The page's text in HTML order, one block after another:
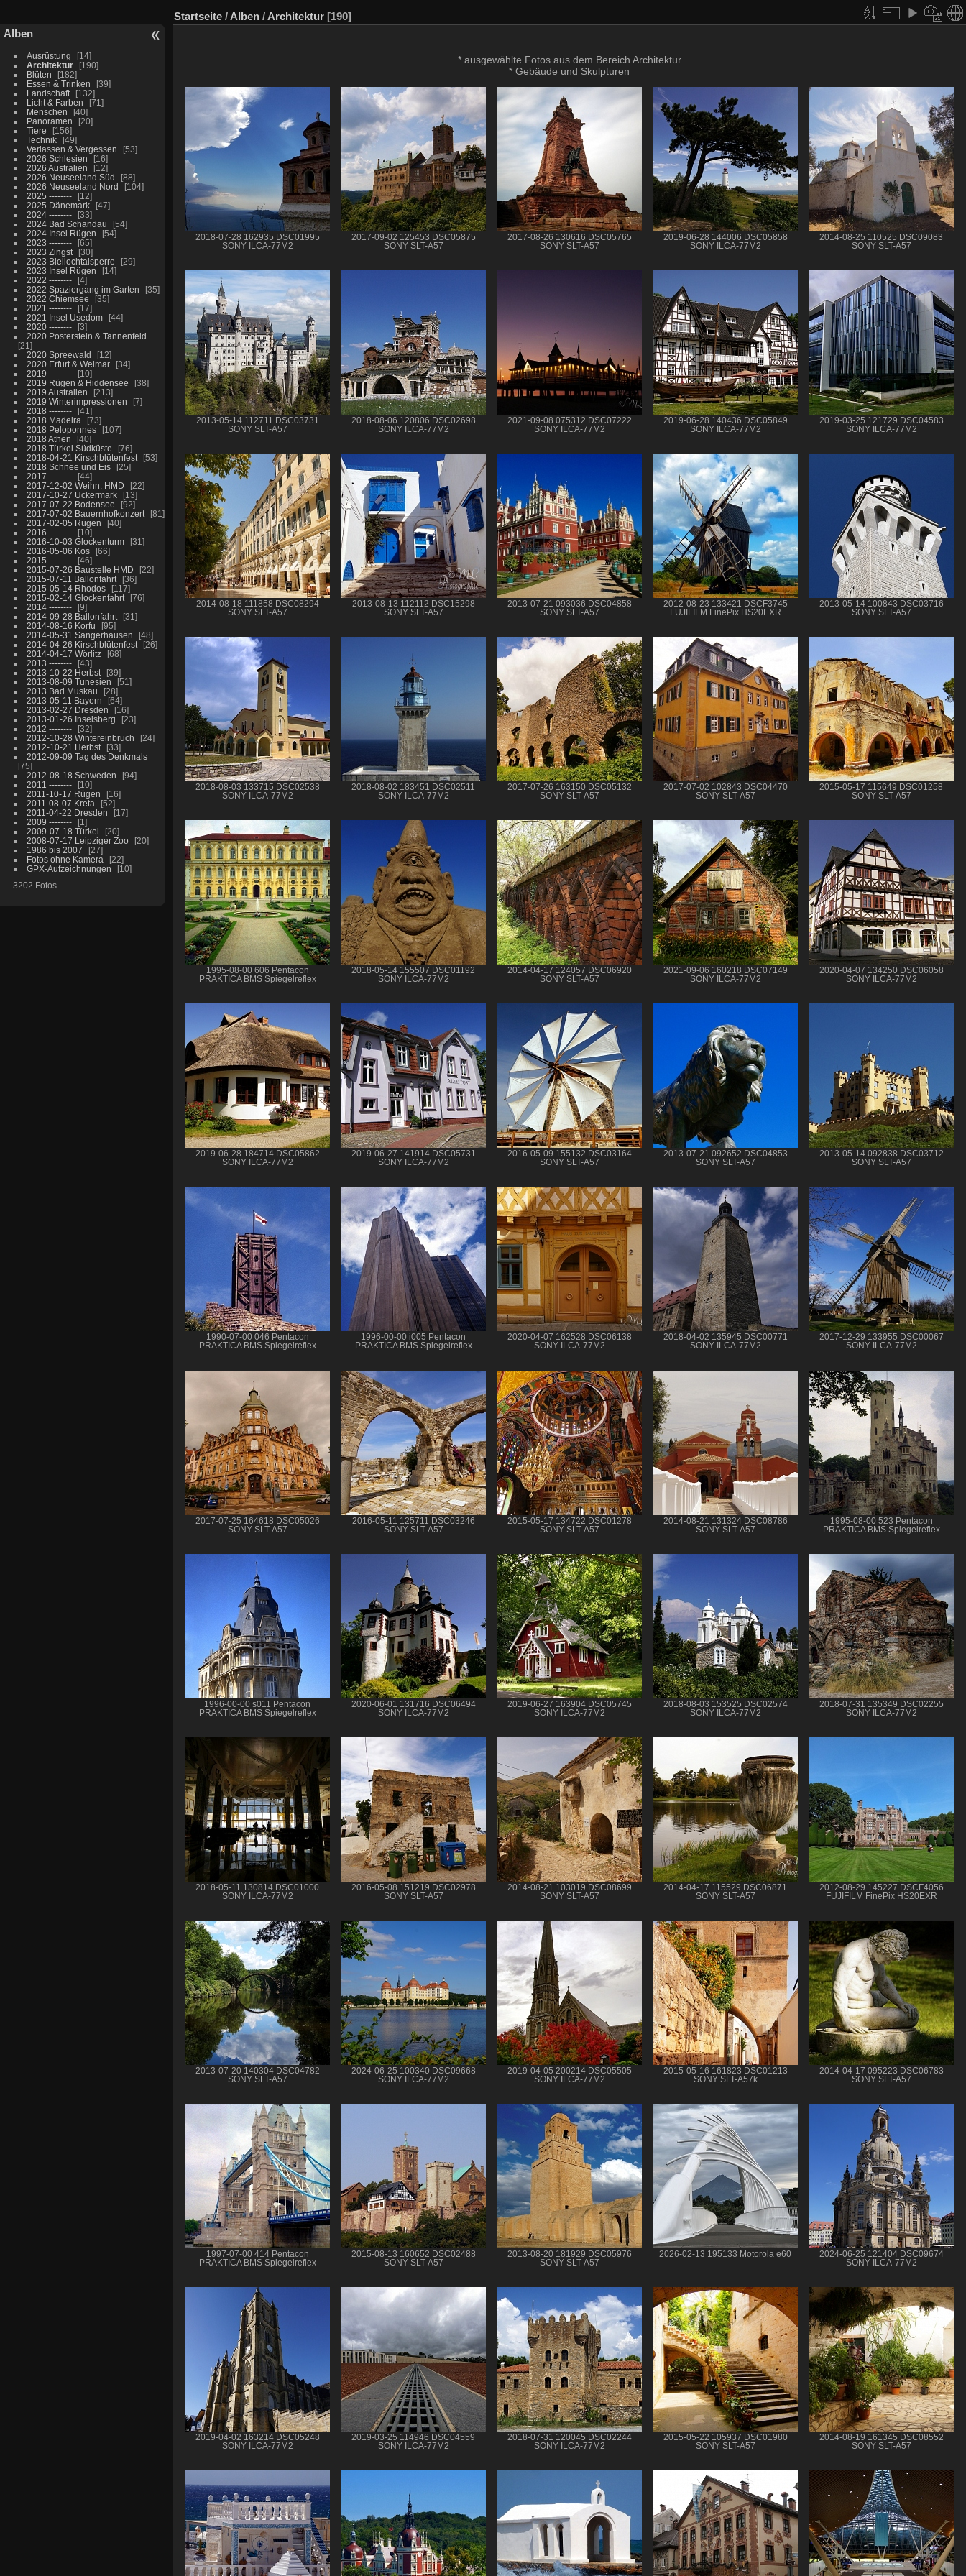
Alben
Ausrüstung
14
Architektur
190
Blüten
182
Essen & Trinken
39
Landschaft
132
Licht & Farben
71
Menschen
40
Panoramen
20
Tiere
156
Technik
49
Verlassen & Vergessen
53
2026 Schlesien
16
2026 Australien
12
2026 Neuseeland Süd
88
2026 Neuseeland Nord
104
2025 --------
12
2025 Dänemark
47
2024 --------
33
2024 Bad Schandau
54
2024 Insel Rügen
54
2023 --------
65
2023 Zingst
30
2023 Bleilochtalsperre
29
2023 Insel Rügen
14
2022 --------
4
2022 Spaziergang im Garten
35
2022 Chiemsee
35
2021 --------
17
2021 Insel Usedom
44
2020 --------
3
2020 Posterstein & Tannenfeld
21
2020 Spreewald
12
2020 Erfurt & Weimar
34
2019 --------
10
2019 Rügen & Hiddensee
38
2019 Australien
213
2019 Winterimpressionen
7
2018 --------
41
2018 Madeira
73
2018 Peloponnes
107
2018 Athen
40
2018 Türkei Südküste
76
2018-04-21 Kirschblütenfest
53
2018 Schnee und Eis
25
2017 --------
44
2017-12-02 Weihn. HMD
22
2017-10-27 Uckermark
13
2017-07-22 Bodensee
92
2017-07-02 Bauernhofkonzert
81
2017-02-05 Rügen
40
2016 --------
10
2016-10-03 Glockenturm
31
2016-05-06 Kos
66
2015 --------
46
2015-07-26 Baustelle HMD
22
2015-07-11 Ballonfahrt
36
2015-05-14 Rhodos
117
2015-02-14 Glockenfahrt
76
2014 --------
9
2014-09-28 Ballonfahrt
31
2014-08-16 Korfu
95
2014-05-31 Sangerhausen
48
2014-04-26 Kirschblütenfest
26
2014-04-17 Wörlitz
68
2013 --------
43
2013-10-22 Herbst
39
2013-08-09 Tunesien
51
2013 Bad Muskau
28
2013-05-11 Bayern
64
2013-02-27 Dresden
16
2013-01-26 Inselsberg
23
2012 --------
32
2012-10-28 Wintereinbruch
24
2012-10-21 Herbst
33
2012-09-09 Tag des Denkmals
75
2012-08-18 Schweden
94
2011 --------
10
2011-10-17 Rügen
16
2011-08-07 Kreta
52
2011-04-22 Dresden
17
2009 --------
1
2009-07-18 Türkei
20
2008-07-17 Leipziger Zoo
20
1986 bis 2007
27
Fotos ohne Kamera
22
GPX-Aufzeichnungen
10
3202 Fotos
Startseite / Alben / Architektur 190
* ausgewählte Fotos aus dem Bereich Architektur
* Gebäude und Skulpturen
2018-07-28 162935 DSC01995
SONY ILCA-77M2
2017-09-02 125453 DSC05875
SONY SLT-A57
2017-08-26 130616 DSC05765
SONY SLT-A57
2019-06-28 144006 DSC05858
SONY ILCA-77M2
2014-08-25 110525 DSC09083
SONY SLT-A57
2013-05-14 112711 DSC03731
SONY SLT-A57
2018-08-06 120806 DSC02698
SONY ILCA-77M2
2021-09-08 075312 DSC07222
SONY ILCA-77M2
2019-06-28 140436 DSC05849
SONY ILCA-77M2
2019-03-25 121729 DSC04583
SONY ILCA-77M2
2014-08-18 111858 DSC08294
SONY SLT-A57
2013-08-13 112112 DSC15298
SONY SLT-A57
2013-07-21 093036 DSC04858
SONY SLT-A57
2012-08-23 133421 DSCF3745
FUJIFILM FinePix HS20EXR
2013-05-14 100843 DSC03716
SONY SLT-A57
2018-08-03 133715 DSC02538
SONY ILCA-77M2
2018-08-02 183451 DSC02511
SONY ILCA-77M2
2017-07-26 163150 DSC05132
SONY SLT-A57
2017-07-02 102843 DSC04470
SONY SLT-A57
2015-05-17 115649 DSC01258
SONY SLT-A57
1995-08-00 606 Pentacon
PRAKTICA BMS Spiegelreflex
2018-05-14 155507 DSC01192
SONY ILCA-77M2
2014-04-17 124057 DSC06920
SONY SLT-A57
2021-09-06 160218 DSC07149
SONY ILCA-77M2
2020-04-07 134250 DSC06058
SONY ILCA-77M2
2019-06-28 184714 DSC05862
SONY ILCA-77M2
2019-06-27 141914 DSC05731
SONY ILCA-77M2
2016-05-09 155132 DSC03164
SONY SLT-A57
2013-07-21 092652 DSC04853
SONY SLT-A57
2013-05-14 092838 DSC03712
SONY SLT-A57
1990-07-00 046 Pentacon
PRAKTICA BMS Spiegelreflex
1996-00-00 i005 Pentacon
PRAKTICA BMS Spiegelreflex
2020-04-07 162528 DSC06138
SONY ILCA-77M2
2018-04-02 135945 DSC00771
SONY ILCA-77M2
2017-12-29 133955 DSC00067
SONY ILCA-77M2
2017-07-25 164618 DSC05026
SONY SLT-A57
2016-05-11 125711 DSC03246
SONY SLT-A57
2015-05-17 134722 DSC01278
SONY SLT-A57
2014-08-21 131324 DSC08786
SONY SLT-A57
1995-08-00 523 Pentacon
PRAKTICA BMS Spiegelreflex
1996-00-00 s011 Pentacon
PRAKTICA BMS Spiegelreflex
2020-06-01 131716 DSC06494
SONY ILCA-77M2
2019-06-27 163904 DSC05745
SONY ILCA-77M2
2018-08-03 153525 DSC02574
SONY ILCA-77M2
2018-07-31 135349 DSC02255
SONY ILCA-77M2
2018-05-11 130814 DSC01000
SONY ILCA-77M2
2016-05-08 151219 DSC02978
SONY SLT-A57
2014-08-21 103019 DSC08699
SONY SLT-A57
2014-04-17 115529 DSC06871
SONY SLT-A57
2012-08-29 145227 DSCF4056
FUJIFILM FinePix HS20EXR
2013-07-20 140304 DSC04782
SONY SLT-A57
2024-06-25 100340 DSC09668
SONY ILCA-77M2
2019-04-05 200214 DSC05505
SONY ILCA-77M2
2015-05-16 161823 DSC01213
SONY SLT-A57k
2014-04-17 095223 DSC06783
SONY SLT-A57
1997-07-00 414 Pentacon
PRAKTICA BMS Spiegelreflex
2015-08-13 160652 DSC02488
SONY SLT-A57
2013-08-20 181929 DSC05976
SONY SLT-A57
2026-02-13 195133 Motorola e60
2024-06-25 121404 DSC09674
SONY ILCA-77M2
2019-04-02 163214 DSC05248
SONY ILCA-77M2
2019-03-25 114946 DSC04559
SONY ILCA-77M2
2018-07-31 120045 DSC02244
SONY ILCA-77M2
2015-05-22 105937 DSC01980
SONY SLT-A57
2014-08-19 161345 DSC08552
SONY SLT-A57